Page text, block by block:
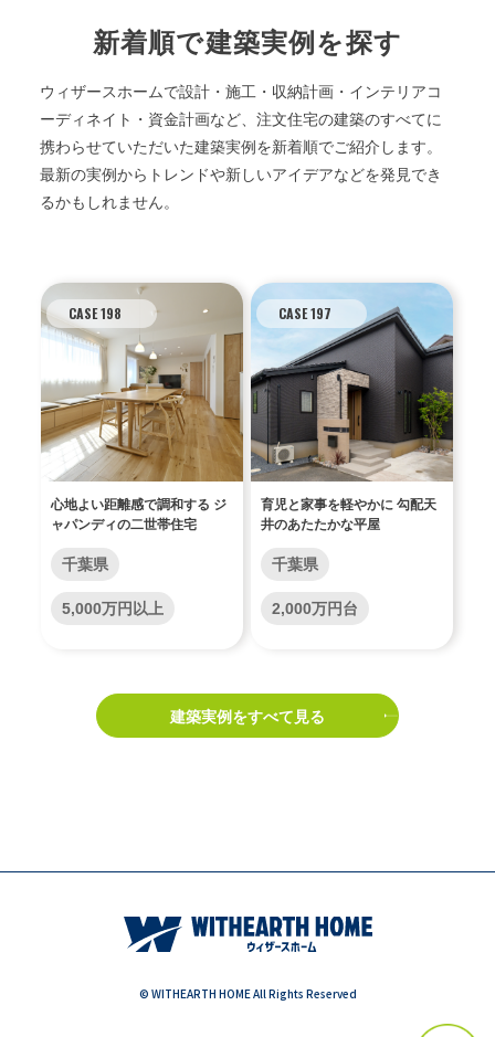
新着順で建築実例を探す
ウィザースホームで設計・施工・収納計画・インテリアコ
ーディネイト・資金計画など、注文住宅の建築のすべてに
携わらせていただいた建築実例を新着順でご紹介します。
最新の実例からトレンドや新しいアイデアなどを発見でき
るかもしれません。
CASE 198
心地よい距離感で調和する ジ
ャパンディの二世帯住宅
千葉県
5,000万円以上
CASE 197
育児と家事を軽やかに 勾配天
井のあたたかな平屋
千葉県
2,000万円台
建築実例をすべて見る
© WITHEARTH HOME All Rights Reserved